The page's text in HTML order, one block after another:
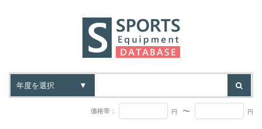
価格帯： 円 〜 円